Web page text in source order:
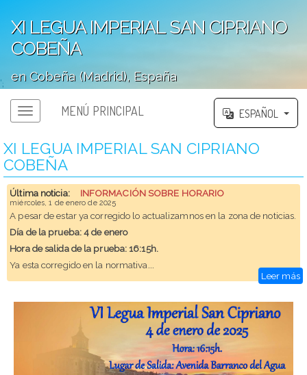
XI LEGUA IMPERIAL SAN CIPRIANO
COBEÑA
en Cobeña (Madrid), España
';
MENÚ PRINCIPAL ESPAÑOL
XI LEGUA IMPERIAL SAN CIPRIANO
COBEÑA
Última noticia: INFORMACIÓN SOBRE HORARIO
miércoles, 1 de enero de 2025
A pesar de estar ya corregido lo actualizamnos en la zona de noticias.
Día de la prueba: 4 de enero
Hora de salida de la prueba: 16:15h.
Ya esta corregido en la normativa
Leer más